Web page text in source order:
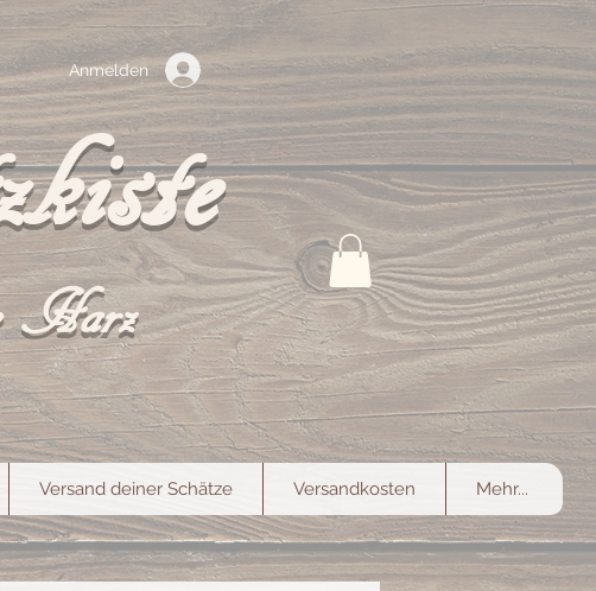
Anmelden
Harz
Versand deiner Schätze Versandkosten Mehr...